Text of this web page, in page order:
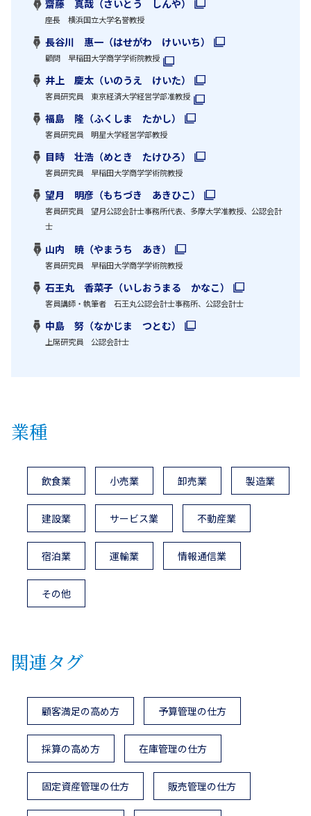
齋藤 真哉（さいとう しんや）
座長 横浜国立大学名誉教授
長谷川 惠一（はせがわ けいいち）
顧問 早稲田大学商学学術院教授
井上 慶太（いのうえ けいた）
客員研究員 東京経済大学経営学部准教授
福島 隆（ふくしま たかし）
客員研究員 明星大学経営学部教授
目時 壮浩（めとき たけひろ）
客員研究員 早稲田大学商学学術院教授
望月 明彦（もちづき あきひこ）
客員研究員 望月公認会計士事務所代表、多摩大学准教授、公認会計
士
山内 暁（やまうち あき）
客員研究員 早稲田大学商学学術院教授
石王丸 香菜子（いしおうまる かなこ）
客員講師・執筆者 石王丸公認会計士事務所、公認会計士
中島 努（なかじま つとむ）
上席研究員 公認会計士
業種
飲食業 小売業 卸売業 製造業
建設業 サービス業 不動産業
宿泊業 運輸業 情報通信業
その他
関連タグ
顧客満足の高め方 予算管理の仕方
採算の高め方 在庫管理の仕方
固定資産管理の仕方 販売管理の仕方